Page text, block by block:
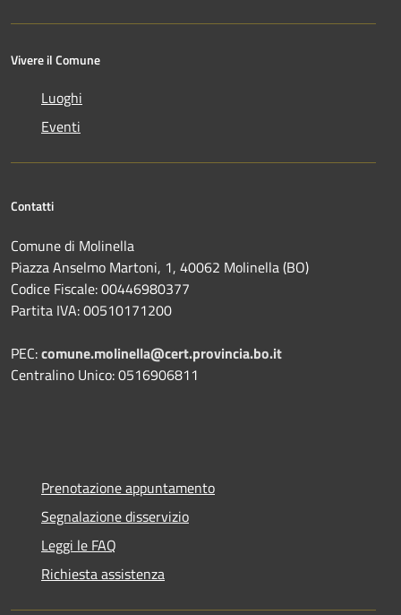
Vivere il Comune
Luoghi
Eventi
Contatti
Comune di Molinella
Piazza Anselmo Martoni, 1, 40062 Molinella (BO)
Codice Fiscale: 00446980377
Partita IVA: 00510171200
PEC:comune.molinella@cert.provincia.bo.it
Centralino Unico: 0516906811
Prenotazione appuntamento
Segnalazione disservizio
Leggi le FAQ
Richiesta assistenza